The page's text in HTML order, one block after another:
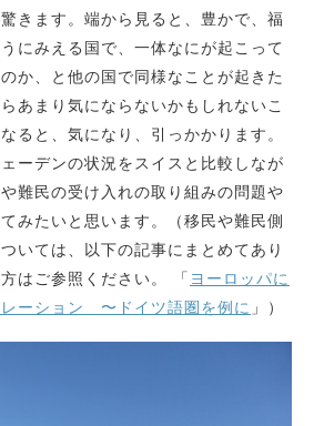
きます。端から見ると、豊かで、福
にみえる国で、一体なにが起こって
か、と他の国で同様なことが起きた
あまり気にならないかもしれないこ
ると、気になり、引っかかります。
ーデンの状況をスイスと比較しなが
難民の受け入れの取り組みの問題や
みたいと思います。（移民や難民側
いては、以下の記事にまとめてあり
はご参照ください。 「 ヨーロッパに
ーション 〜ドイツ語圏を例に 」）